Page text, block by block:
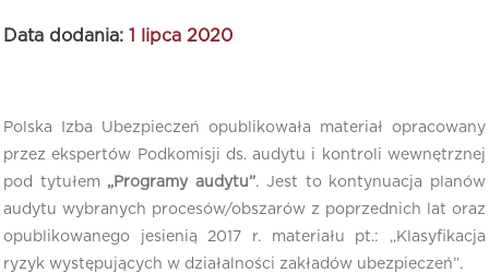
Data dodania: 1 lipca 2020
Polska Izba Ubezpieczeń opublikowała materiał opracowany
przez ekspertów Podkomisji ds. audytu i kontroli wewnętrznej
pod tytułem „Programy audytu”. Jest to kontynuacja planów
audytu wybranych procesów/obszarów z poprzednich lat oraz
opublikowanego jesienią 2017 r. materiału pt.: „Klasyfikacja
ryzyk występujących w działalności zakładów ubezpieczeń”.